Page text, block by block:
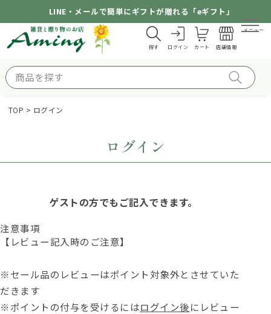
LINE・メールで簡単にギフトが贈れる「eギフト」
探す ログイン カート 店舗情報
メニュー
TOP ログイン
ログイン
ゲストの方でもご記入できます。
注意事項
【レビュー記入時のご注意】
※セール品のレビューはポイント対象外とさせていた
だきます
※ポイントの付与を受けるにはログイン後にレビュー